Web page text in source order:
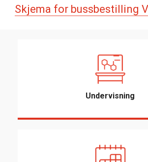
Skjema for bussbestilling
Undervisning